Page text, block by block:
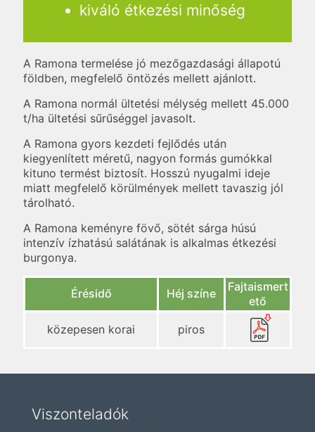
kiváló étkezési minőség
A Ramona termelése jó mezőgazdasági állapotú
földben, megfelelő öntözés mellett ajánlott.
A Ramona normál ültetési mélység mellett 45.000
t/ha ültetési sűrűséggel javasolt.
A Ramona gyors kezdeti fejlődés után
kiegyenlített méretű, nagyon formás gumókkal
kituno termést biztosít. Hosszú nyugalmi ideje
miatt megfelelő körülmények mellett tavaszig jól
tárolható.
A Ramona keményre fövő, sötét sárga húsú
intenzív ízhatású salátának is alkalmas étkezési
burgonya.
Érésidő Héj színe
Fajtaismert
ető
közepesen korai
piros
Viszonteladók